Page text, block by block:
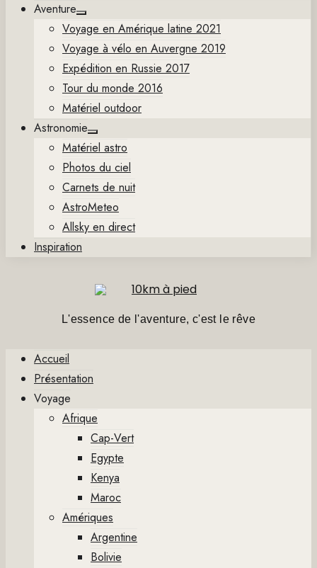
Aventure
Show
sub
menu
Voyage en Amérique latine 2021
Voyage à vélo en Auvergne 2019
Expédition en Russie 2017
Tour du monde 2016
Matériel outdoor
Astronomie
Show
sub
menu
Matériel astro
Photos du ciel
Carnets de nuit
AstroMeteo
Allsky en direct
Inspiration
L'essence de l'aventure, c'est le rêve
Accueil
Présentation
Voyage
Afrique
Cap-Vert
Egypte
Kenya
Maroc
Amériques
Argentine
Bolivie